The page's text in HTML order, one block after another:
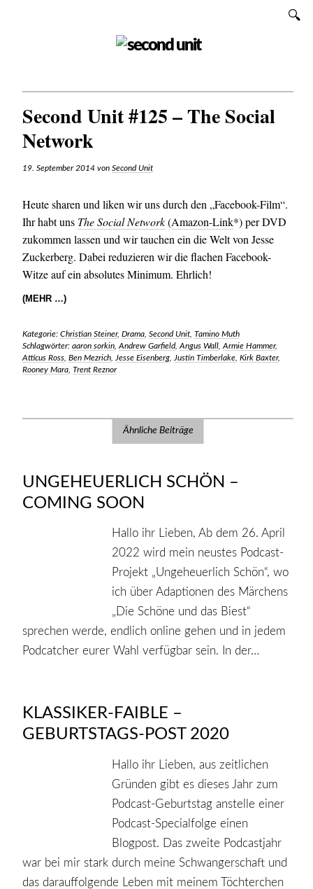
Second Unit #125 – The Social
Network
19. September 2014 von Second Unit
Heute sharen und liken wir uns durch den „Facebook-Film“.
Ihr habt uns The Social Network(Amazon-Link*) per DVD
zukommen lassen und wir tauchen ein die Welt von Jesse
Zuckerberg. Dabei reduzieren wir die flachen Facebook-
Witze auf ein absolutes Minimum. Ehrlich!
(MEHR …)
Kategorie: Christian Steiner, Drama, Second Unit, Tamino Muth
Schlagwörter: aaron sorkin, Andrew Garfield, Angus Wall, Armie Hammer,
Atticus Ross, Ben Mezrich, Jesse Eisenberg, Justin Timberlake, Kirk Baxter,
Rooney Mara, Trent Reznor
Ähnliche Beiträge
UNGEHEUERLICH SCHÖN –
COMING SOON
Hallo ihr Lieben, Ab dem 26. April
2022 wird mein neustes Podcast-
Projekt „Ungeheuerlich Schön“, wo
ich über Adaptionen des Märchens
„Die Schöne und das Biest“
sprechen werde, endlich online gehen und in jedem
Podcatcher eurer Wahl verfügbar sein. In der…
KLASSIKER-FAIBLE –
GEBURTSTAGS-POST 2020
Hallo ihr Lieben, aus zeitlichen
Gründen gibt es dieses Jahr zum
Podcast-Geburtstag anstelle einer
Podcast-Specialfolge einen
Blogpost. Das zweite Podcastjahr
war bei mir stark durch meine Schwangerschaft und
das darauffolgende Leben mit meinem Töchterchen